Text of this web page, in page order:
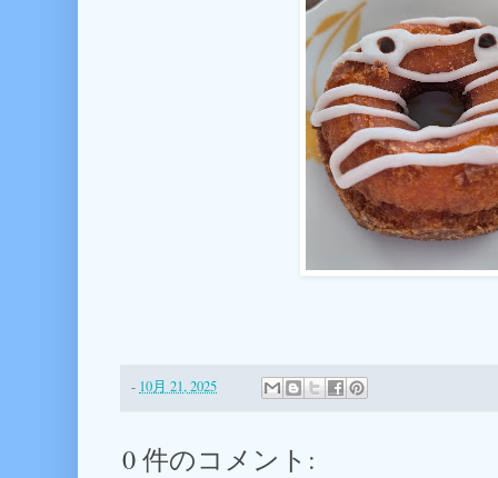
- 10月 21, 2025
0 件のコメント: